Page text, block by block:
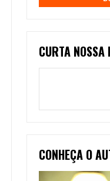
CURTA
CONHEÇA O